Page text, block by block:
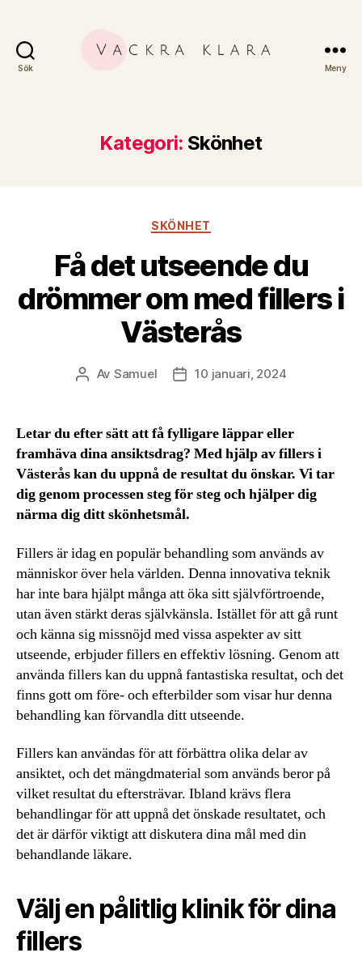
Sök Meny
Kategori: Skönhet
Kategorier
SKÖNHET
Få det utseende du
drömmer om med fillers i
Västerås
Inläggsförfattare
Av Samuel Inläggsdatum
10 januari, 2024
Letar du efter sätt att få fylligare läppar eller
framhäva dina ansiktsdrag? Med hjälp av fillers i
Västerås kan du uppnå de resultat du önskar. Vi tar
dig genom processen steg för steg och hjälper dig
närma dig ditt skönhetsmål.
Fillers är idag en populär behandling som används av
människor över hela världen. Denna innovativa teknik
har inte bara hjälpt många att öka sitt självförtroende,
utan även stärkt deras självkänsla. Istället för att gå runt
och känna sig missnöjd med vissa aspekter av sitt
utseende, erbjuder fillers en effektiv lösning. Genom att
använda fillers kan du uppnå fantastiska resultat, och det
finns gott om före- och efterbilder som visar hur denna
behandling kan förvandla ditt utseende.
Fillers kan användas för att förbättra olika delar av
ansiktet, och det mängdmaterial som används beror på
vilket resultat du eftersträvar. Ibland krävs flera
behandlingar för att uppnå det önskade resultatet, och
det är därför viktigt att diskutera dina mål med din
behandlande läkare.
Välj en pålitlig klinik för dina
fillers